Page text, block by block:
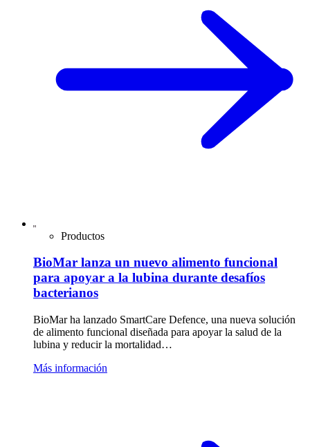
Productos
BioMar lanza un nuevo alimento funcional
para apoyar a la lubina durante desafíos
bacterianos
BioMar ha lanzado SmartCare Defence, una nueva solución
de alimento funcional diseñada para apoyar la salud de la
lubina y reducir la mortalidad…
Más información